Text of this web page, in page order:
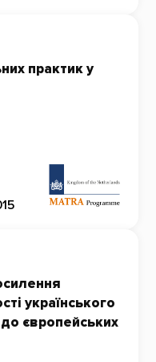
практик у
українського
європейських